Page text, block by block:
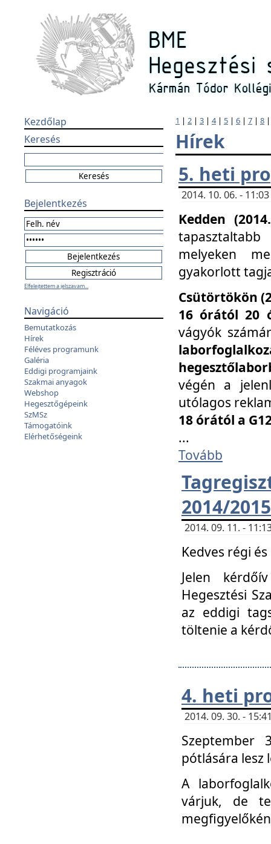
Kezdőlap
Keresés
Bejelentkezés
Elfelejtettem a jelszavam...
Navigáció
Bemutatkozás
Hírek
Féléves programunk
Galéria
Eddigi programjaink
Szakmai anyagok
Webshop
Hegesztőgépeink
SzMSz
Támogatóink
Elérhetőségeink
1 | 2 | 3 | 4| 5 | 6 | 7 | 8
Hírek
5. heti
2014. 10. 06. -
Kedden
melyeken
gyakorlott
Csütörtökön
16 órától 20
vágyók
végén a
utólagos
18 órától a
...
Tovább
2014/
2014. 09. 11. -
Kedves régi
Jelen
Hegesztési
az eddigi
töltenie a
4. heti
2014. 09. 30. -
Szeptember
pótlására lesz
A
várjuk, de